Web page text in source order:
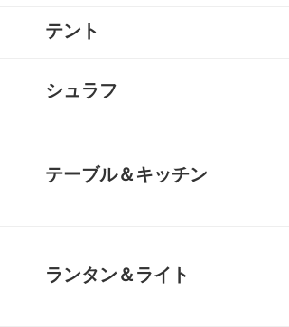
テント
キャンプテント
山岳テント
ツーリングテント
テントマット
スノーフライ
ツェルト
テントアイテム
シュラフ
テーブル＆キッチン
ランタン＆ライト